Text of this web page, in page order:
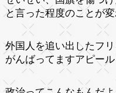
と言った程度のことが変
外国人を追い出したフ
がんばってますアピー